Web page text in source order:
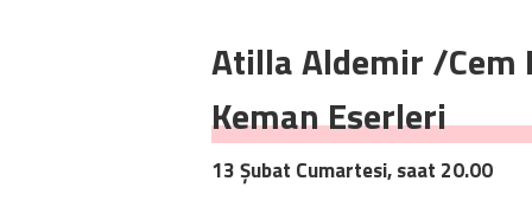
Atilla Aldemir /Cem
Keman Eserleri
13 Şubat Cumartesi, saat 20.00